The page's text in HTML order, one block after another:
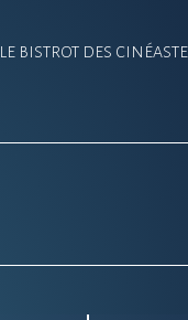
LE BISTROT DES